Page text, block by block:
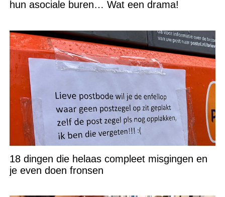
hun asociale buren… Wat een drama!
18 dingen die helaas compleet misgingen en
je even doen fronsen